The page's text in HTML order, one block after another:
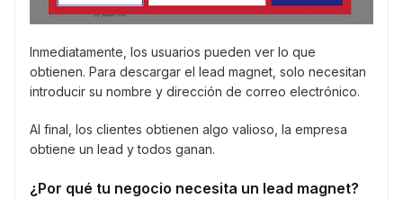
Inmediatamente, los usuarios pueden ver lo que
obtienen. Para descargar el lead magnet, solo necesitan
introducir su nombre y dirección de correo electrónico.
Al final, los clientes obtienen algo valioso, la empresa
obtiene un lead y todos ganan.
¿Por qué tu negocio necesita un lead magnet?